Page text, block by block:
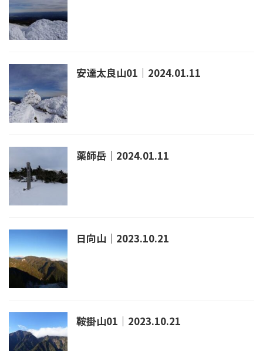
安達太良山01｜2024.01.11
薬師岳｜2024.01.11
日向山｜2023.10.21
鞍掛山01｜2023.10.21